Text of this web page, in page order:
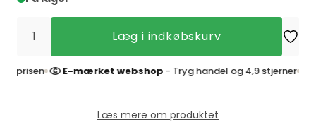
Læg i indkøbskurv
E-mærket webshop- Tryg handel og 4,9 stjerner
Læs mere om produktet